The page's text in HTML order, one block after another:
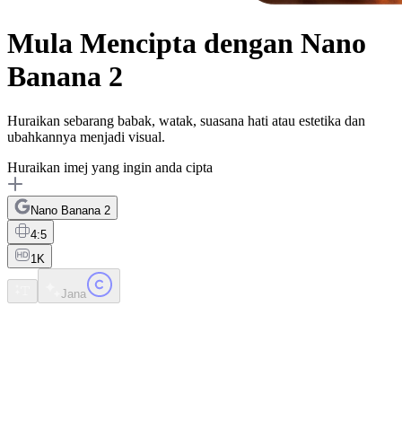
Mula Mencipta dengan Nano
Banana 2
Huraikan sebarang babak, watak, suasana hati atau estetika dan
ubahkannya menjadi visual.
Huraikan imej yang ingin anda cipta
Nano Banana 2
4:5
1K
Jana